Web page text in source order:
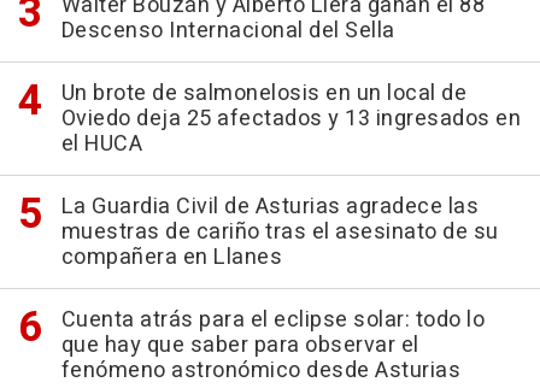
Descenso Internacional del Sella
Un brote de salmonelosis en un local de
Oviedo deja 25 afectados y 13 ingresados en
el HUCA
La Guardia Civil de Asturias agradece las
muestras de cariño tras el asesinato de su
compañera en Llanes
Cuenta atrás para el eclipse solar: todo lo
que hay que saber para observar el
fenómeno astronómico desde Asturias